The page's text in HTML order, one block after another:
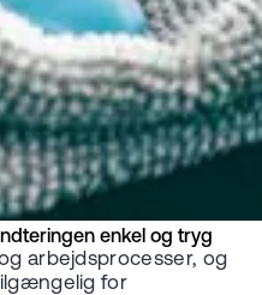
enkel og tryg
arbejdsprocesser, og
for